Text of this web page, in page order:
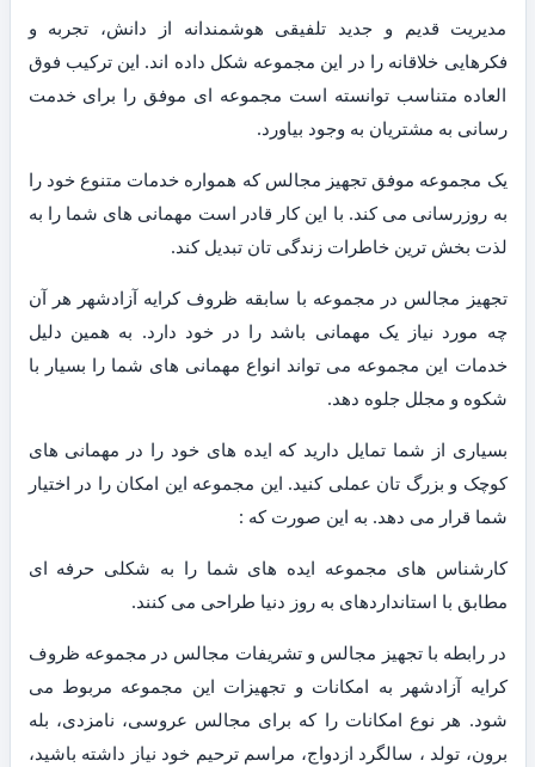
مدیریت قدیم و جدید تلفیقی هوشمندانه از دانش، تجربه و
فکرهایی خلاقانه را در این مجموعه شکل داده اند. این ترکیب فوق
العاده متناسب توانسته است مجموعه ای موفق را برای خدمت
رسانی به مشتریان به وجود بیاورد.
یک مجموعه موفق تجهیز مجالس که همواره خدمات متنوع خود را
به روزرسانی می کند. با این کار قادر است مهمانی های شما را به
لذت بخش ترین خاطرات زندگی تان تبدیل کند.
تجهیز مجالس در مجموعه با سابقه ظروف کرایه آزادشهر هر آن
چه مورد نیاز یک مهمانی باشد را در خود دارد. به همین دلیل
خدمات این مجموعه می تواند انواع مهمانی های شما را بسیار با
شکوه و مجلل جلوه دهد.
بسیاری از شما تمایل دارید که ایده های خود را در مهمانی های
کوچک و بزرگ تان عملی کنید. این مجموعه این امکان را در اختیار
شما قرار می دهد. به این صورت که :
کارشناس های مجموعه ایده های شما را به شکلی حرفه ای
مطابق با استانداردهای به روز دنیا طراحی می کنند.
در رابطه با تجهیز مجالس و تشریفات مجالس در مجموعه ظروف
کرایه آزادشهر به امکانات و تجهیزات این مجموعه مربوط می
شود. هر نوع امکانات را که برای مجالس عروسی، نامزدی، بله
برون، تولد ، سالگرد ازدواج، مراسم ترحیم خود نیاز داشته باشید،